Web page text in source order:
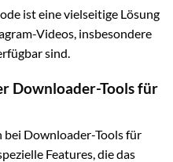
ist eine vielseitige Lösung
Videos, insbesondere
sind.
Downloader-Tools für
bei Downloader-Tools für
Features, die das